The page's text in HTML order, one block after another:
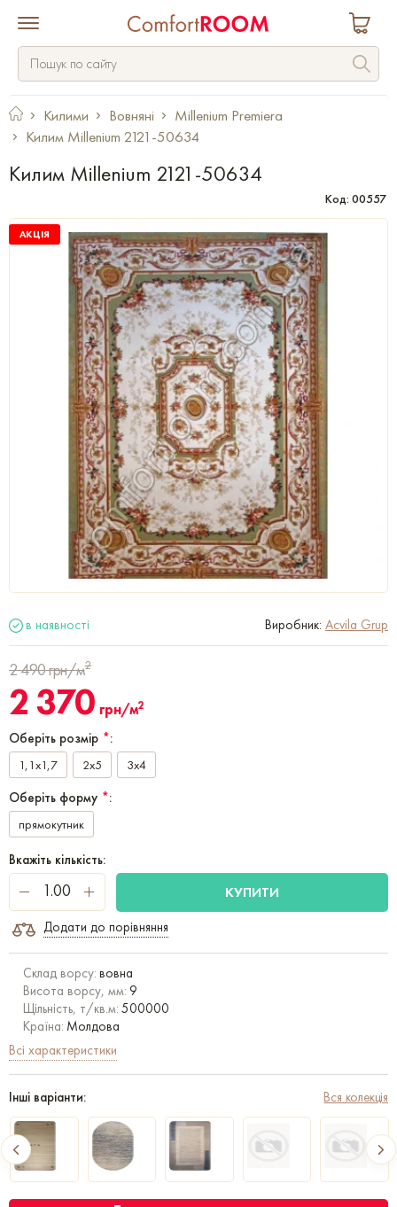
Килими Вовняні
Millenium Premiera
Килим Millenium 2121-50634
Килим Millenium 2121-50634
Код: 00557
АКЦІЯ
в наявності Виробник: Acvila Grup
2 490грн/м2
2 370 грн/м2
Оберіть розмір *:
1,1x1,7 2x5 3x4
Оберіть форму *:
прямокутник
Вкажіть кількість:
КУПИТИ
Додати до порівняння
Склад ворсу: вовна
Висота ворсу, мм: 9
Щільність, т/кв.м: 500000
Країна: Молдова
Всі характеристики
Інші варіанти: Вся колекція